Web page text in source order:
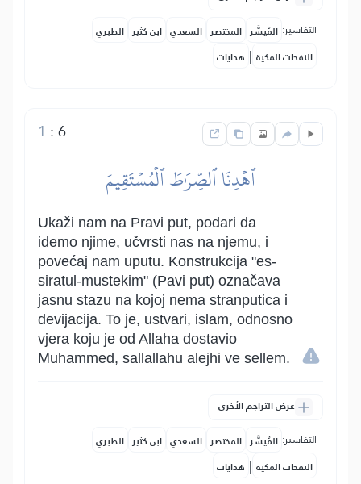
التفاسير: المُيسَّر المختصر السعدي ابن كثير الطبري
النفحات المكية | هدايات
6
:
1
ٱهۡدِنَا ٱلصِّرَٰطَ ٱلۡمُسۡتَقِيمَ
Ukaži nam na Pravi put, podari da
idemo njime, učvrsti nas na njemu, i
povećaj nam uputu. Konstrukcija "es-
siratul-mustekim" (Pavi put) označava
jasnu stazu na kojoj nema stranputica i
devijacija. To je, ustvari, islam, odnosno
vjera koju je od Allaha dostavio
Muhammed, sallallahu alejhi ve sellem.
عرض التراجم الأخرى
التفاسير: المُيسَّر المختصر السعدي ابن كثير الطبري
النفحات المكية | هدايات